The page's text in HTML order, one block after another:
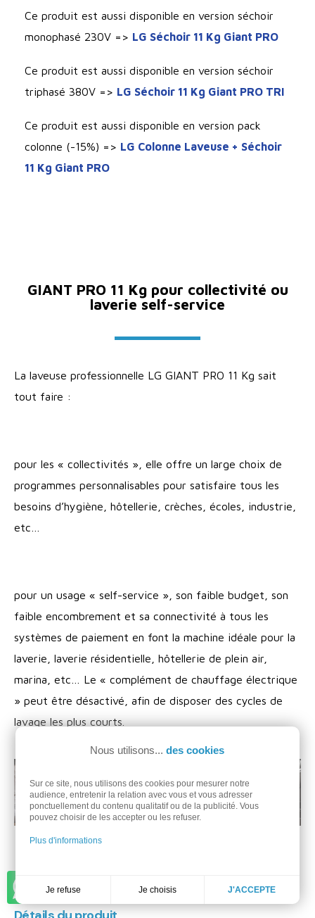
Ce produit est aussi disponible en version séchoir
monophasé 230V => LG Séchoir 11 Kg Giant PRO
Ce produit est aussi disponible en version séchoir
triphasé 380V => LG Séchoir 11 Kg Giant PRO TRI
Ce produit est aussi disponible en version pack
colonne (-15%) => LG Colonne Laveuse + Séchoir
11 Kg Giant PRO
GIANT PRO 11 Kg pour collectivité ou
laverie self-service
La laveuse professionnelle LG GIANT PRO 11 Kg sait
tout faire :
pour les « collectivités », elle offre un large choix de
programmes personnalisables pour satisfaire tous les
besoins d’hygiène, hôtellerie, crèches, écoles, industrie,
etc…
pour un usage « self-service », son faible budget, son
faible encombrement et sa connectivité à tous les
systèmes de paiement en font la machine idéale pour la
laverie, laverie résidentielle, hôtellerie de plein air,
marina, etc… Le « complément de chauffage électrique
» peut être désactivé, afin de disposer des cycles de
lavage les plus courts.
Nous utilisons... des cookies
Sur ce site, nous utilisons des cookies pour mesurer notre
audience, entretenir la relation avec vous et vous adresser
ponctuellement du contenu qualitatif ou de la publicité. Vous
pouvez choisir de les accepter ou les refuser.
Plus d'informations
Je refuse Je choisis J'ACCEPTE
Discuter sur WhatsApp